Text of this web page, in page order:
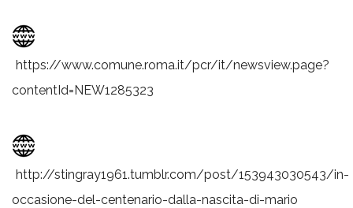
https://www.comune.roma.it/pcr/it/newsview.page?
contentId=NEW1285323
http://stingray1961.tumblr.com/post/153943030543/in-
occasione-del-centenario-dalla-nascita-di-mario